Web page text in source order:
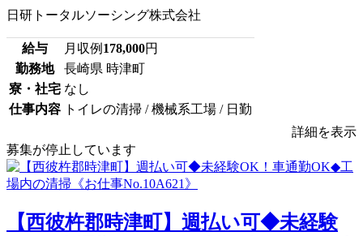
日研トータルソーシング株式会社
給与 月収例 178,000円
勤務地
長崎県 時津町
寮・社宅 なし
仕事内容 トイレの清掃 / 機械系工場 / 日勤
詳細を表示
募集が停止しています
【西彼杵郡時津町】週払い可◆未経験